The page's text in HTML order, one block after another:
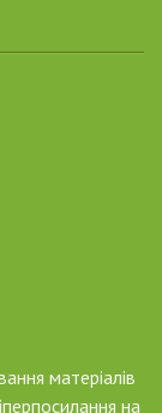
матеріалів
на